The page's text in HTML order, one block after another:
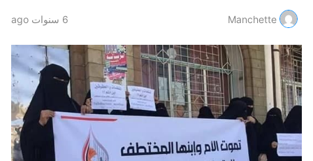
Manchette 6 سنوات ago